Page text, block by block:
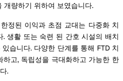
개량하기 위하여 보였습니다.
정된 이익과 초점 교대는 다중화 치
생활 또는 숙련 된 간호 시설의 배치
습니다. 다양한 단계를 통해 FTD 치
고, 독립성을 극대화하고 가능한 한
.